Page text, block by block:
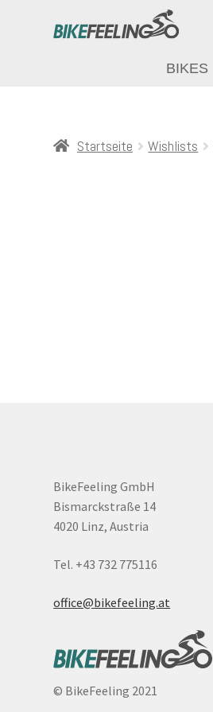
BIKES
Startseite Wishlists
BikeFeeling GmbH
Bismarckstraße 14
4020 Linz, Austria
Tel. +43 732 775116
office@bikefeeling.at
© BikeFeeling 2021